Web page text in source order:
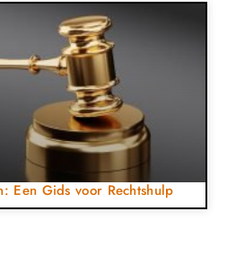
Een Gids voor Rechtshulp